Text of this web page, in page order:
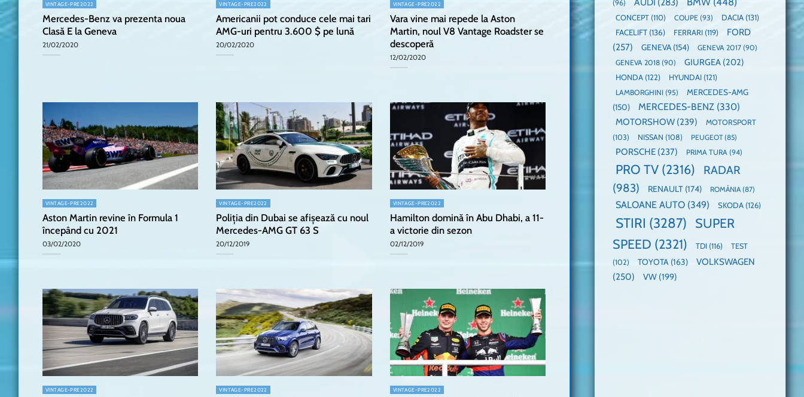
VINTAGE-PRE2022
Mercedes-Benz va prezenta noua
Clasă E la Geneva
21/02/2020
VINTAGE-PRE2022
Americanii pot conduce cele mai tari
AMG-uri pentru 3.600 $ pe lună
20/02/2020
VINTAGE-PRE2022
Vara vine mai repede la Aston
Martin, noul V8 Vantage Roadster se
descoperă
12/02/2020
VINTAGE-PRE2022
Aston Martin revine în Formula 1
începând cu 2021
03/02/2020
VINTAGE-PRE2022
Poliția din Dubai se afișează cu noul
Mercedes-AMG GT 63 S
20/12/2019
VINTAGE-PRE2022
Hamilton domină în Abu Dhabi, a 11-
a victorie din sezon
02/12/2019
VINTAGE-PRE2022 VINTAGE-PRE2022 VINTAGE-PRE2022
(96)
CONCEPT (110) COUPE (93) DACIA (131)
FACELIFT (136) FERRARI (119)
FORD
(257)
GENEVA (154) GENEVA 2017 (90)
GENEVA 2018 (90) GIURGEA (202)
HONDA (122) HYUNDAI (121)
LAMBORGHINI (95)
MERCEDES-AMG
(150)
MERCEDES-BENZ (330)
MOTORSHOW (239)
MOTORSPORT
(103)
NISSAN (108) PEUGEOT(85)
PORSCHE (237) PRIMA TURA (94)
PRO TV (2316)
RADAR
(983)
RENAULT (174) ROMÂNIA(87)
SALOANE AUTO (349) SKODA (126)
STIRI (3287)
SUPER
SPEED (2321) TDI (116)
TEST
(102)
TOYOTA (163)
VOLKSWAGEN
(250)
VW (199)